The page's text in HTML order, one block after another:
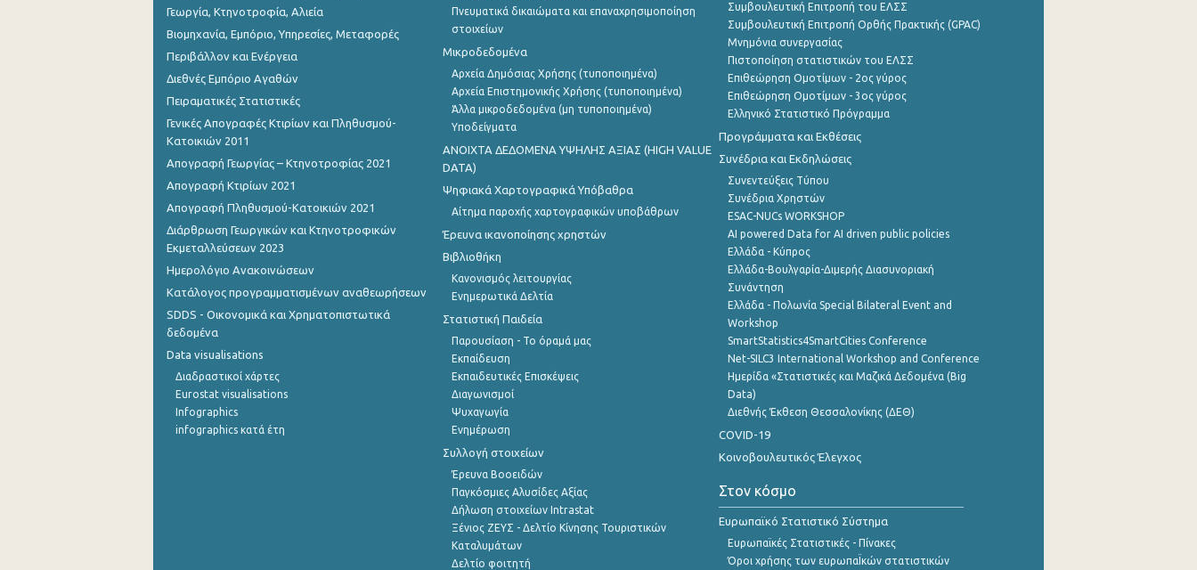
Γεωργία, Κτηνοτροφία, Αλιεία
Βιομηχανία, Εμπόριο, Υπηρεσίες, Μεταφορές
Περιβάλλον και Ενέργεια
Διεθνές Εμπόριο Αγαθών
Πειραματικές Στατιστικές
Γενικές Απογραφές Κτιρίων και Πληθυσμού-
Κατοικιών 2011
Απογραφή Γεωργίας – Κτηνοτροφίας 2021
Απογραφή Κτιρίων 2021
Απογραφή Πληθυσμού-Κατοικιών 2021
Διάρθρωση Γεωργικών και Κτηνοτροφικών
Εκμεταλλεύσεων 2023
Ημερολόγιο Ανακοινώσεων
Κατάλογος προγραμματισμένων αναθεωρήσεων
SDDS - Οικονομικά και Χρηματοπιστωτικά
δεδομένα
Data visualisations
Διαδραστικοί χάρτες
Eurostat visualisations
Infographics
infographics κατά έτη
Πνευματικά δικαιώματα και επαναχρησιμοποίηση
στοιχείων
Μικροδεδομένα
Αρχεία Δημόσιας Χρήσης (τυποποιημένα)
Αρχεία Επιστημονικής Χρήσης (τυποποιημένα)
Άλλα μικροδεδομένα (μη τυποποιημένα)
Υποδείγματα
ANOIXTA ΔΕΔΟΜΕΝΑ ΥΨΗΛΗΣ ΑΞΙΑΣ (HIGH VALUE
DATA)
Ψηφιακά Χαρτογραφικά Υπόβαθρα
Αίτημα παροχής χαρτογραφικών υποβάθρων
Έρευνα ικανοποίησης χρηστών
Βιβλιοθήκη
Κανονισμός λειτουργίας
Ενημερωτικά Δελτία
Στατιστική Παιδεία
Παρουσίαση - Το όραμά μας
Εκπαίδευση
Εκπαιδευτικές Επισκέψεις
Διαγωνισμοί
Ψυχαγωγία
Ενημέρωση
Συλλογή στοιχείων
Έρευνα Βοοειδών
Παγκόσμιες Αλυσίδες Αξίας
Δήλωση στοιχείων Intrastat
Ξένιος ΖΕΥΣ - Δελτίο Κίνησης Τουριστικών
Καταλυμάτων
Δελτίο φοιτητή
Συμβουλευτική Επιτροπή του ΕΛΣΣ
Συμβουλευτική Επιτροπή Ορθής Πρακτικής (GPAC)
Μνημόνια συνεργασίας
Πιστοποίηση στατιστικών του ΕΛΣΣ
Επιθεώρηση Ομοτίμων - 2ος γύρος
Επιθεώρηση Ομοτίμων - 3ος γύρος
Ελληνικό Στατιστικό Πρόγραμμα
Προγράμματα και Εκθέσεις
Συνέδρια και Εκδηλώσεις
Συνεντεύξεις Τύπου
Συνέδρια Χρηστών
ESAC-NUCs WORKSHOP
AI powered Data for AI driven public policies
Ελλάδα - Κύπρος
Ελλάδα-Βουλγαρία-Διμερής Διασυνοριακή
Συνάντηση
Ελλάδα - Πολωνία Special Bilateral Event and
Workshop
SmartStatistics4SmartCities Conference
Net-SILC3 International Workshop and Conference
Ημερίδα «Στατιστικές και Μαζικά Δεδομένα (Big
Data)
Διεθνής Έκθεση Θεσσαλονίκης (ΔΕΘ)
COVID-19
Κοινοβουλευτικός Έλεγχος
Στον κόσμο
Ευρωπαϊκό Στατιστικό Σύστημα
Ευρωπαϊκές Στατιστικές - Πίνακες
Όροι χρήσης των ευρωπαΪκών στατιστικών